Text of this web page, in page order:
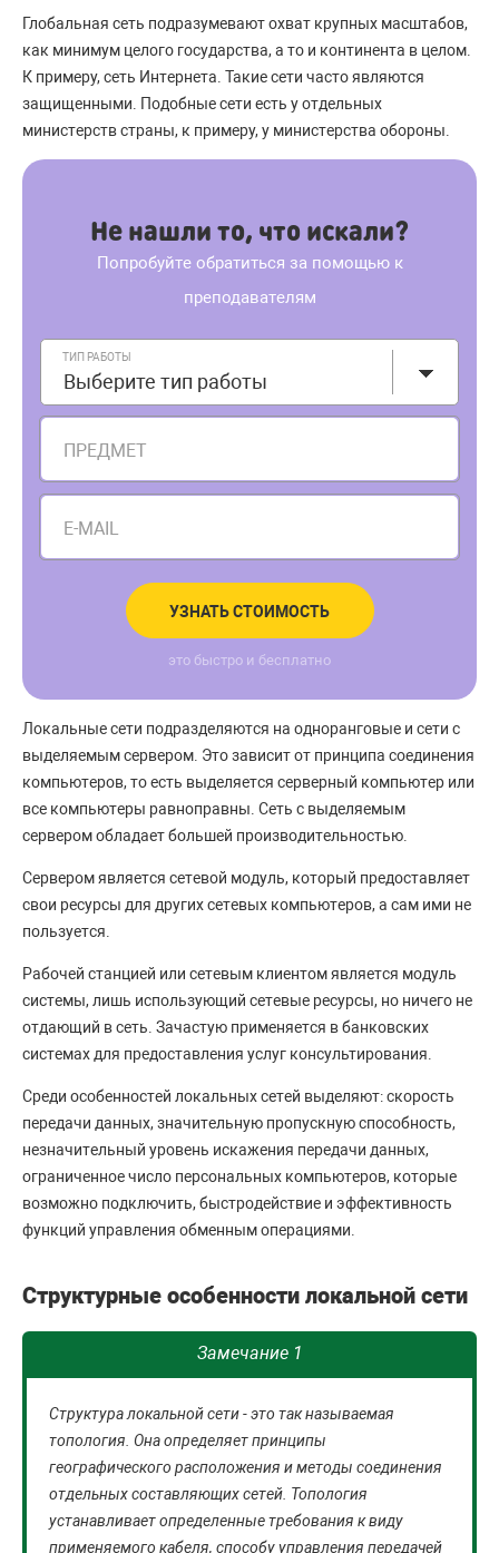
Глобальная сеть подразумевают охват крупных масштабов,
как минимум целого государства, а то и континента в целом.
К примеру, сеть Интернета. Такие сети часто являются
защищенными. Подобные сети есть у отдельных
министерств страны, к примеру, у министерства обороны.
Не нашли то, что искали?
Попробуйте обратиться за помощью к
преподавателям
ТИП РАБОТЫ
Выберите тип работы
ПРЕДМЕТ
E-MAIL
УЗНАТЬ СТОИМОСТЬ
это быстро и бесплатно
Локальные сети подразделяются на одноранговые и сети с
выделяемым сервером. Это зависит от принципа соединения
компьютеров, то есть выделяется серверный компьютер или
все компьютеры равноправны. Сеть с выделяемым
сервером обладает большей производительностью.
Сервером является сетевой модуль, который предоставляет
свои ресурсы для других сетевых компьютеров, а сам ими не
пользуется.
Рабочей станцией или сетевым клиентом является модуль
системы, лишь использующий сетевые ресурсы, но ничего не
отдающий в сеть. Зачастую применяется в банковских
системах для предоставления услуг консультирования.
Среди особенностей локальных сетей выделяют: скорость
передачи данных, значительную пропускную способность,
незначительный уровень искажения передачи данных,
ограниченное число персональных компьютеров, которые
возможно подключить, быстродействие и эффективность
функций управления обменным операциями.
Структурные особенности локальной сети
Замечание 1
Структура локальной сети - это так называемая
топология. Она определяет принципы
географического расположения и методы соединения
отдельных составляющих сетей. Топология
устанавливает определенные требования к виду
применяемого кабеля, способу управления передачей